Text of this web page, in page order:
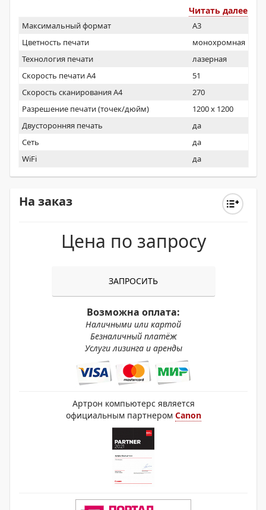
Читать далее
Максимальный формат
A3
Цветность печати
монохромная
Технология печати
лазерная
Скорость печати А4
51
Скорость сканирования А4
270
Разрешение печати (точек/дюйм)
1200 x 1200
Двусторонняя печать
да
Сеть
да
WiFi
да
На заказ
Цена по запросу
ЗАПРОСИТЬ
Возможна оплата:
Наличными или картой
Безналичный платёж
Услуги лизинга и аренды
Артрон компьютерс является
официальным партнером Canon